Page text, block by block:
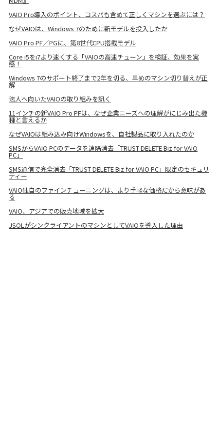
VAIO Pro導入のポイント、コスパも含めて正しくマシンを選ぶには？
なぜVAIOは、Windows 7のために新モデルを投入したか
VAIO Pro PF／PGに、第8世代CPU搭載モデル
Core i5をi7より速くする「VAIOの高速チューン」を検証、効果を実
感！
Windows 7のサポート終了まで2年を切る、早めのマシン切り替えが正
解
法人へ向いたVAIOの取り組みを訊く
11インチの新VAIO Pro PFは、なぜ企業ニーズへの理解がにじみ出た機
種と言えるか
なぜVAIOは組み込み向けWindowsを、自社製品に取り入れたのか
SMSからVAIO PCのデータを遠隔消去「TRUST DELETE Biz for VAIO
PC」
SMS通信で完全消去「TRUST DELETE Biz for VAIO PC」限定のセキュリ
ティー
VAIO独自のファインチューニングは、より手軽な価格だから意味があ
る
VAIO、アジアでの販売地域を拡大
JSOLがシンクライアントのマシンとしてVAIOを導入した理由